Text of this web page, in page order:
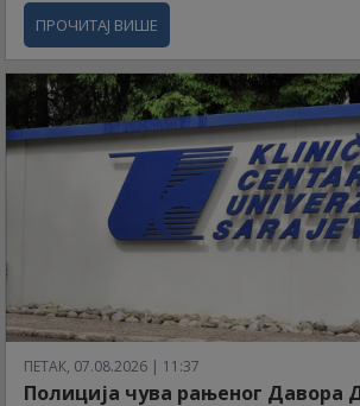
ПРОЧИТАЈ ВИШЕ
ПЕТАК, 07.08.2026 | 11:37
Полиција чува рањеног Давора